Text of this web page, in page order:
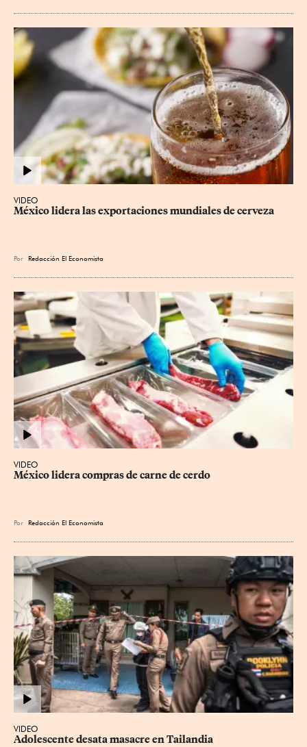
VIDEO
México lidera las exportaciones mundiales de cerveza
Por Redacción El Economista
VIDEO
México lidera compras de carne de cerdo
Por Redacción El Economista
VIDEO
Adolescente desata masacre en Tailandia